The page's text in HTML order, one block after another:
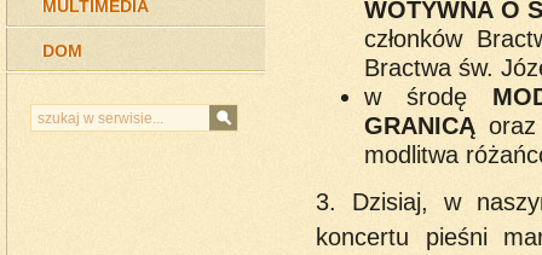
MULTIMEDIA
DOM
WOTYWNA O
członków
Bractwa św.
w środę
GRANICĄ
modlitwa
3. Dzisiaj, w
koncertu pieśni